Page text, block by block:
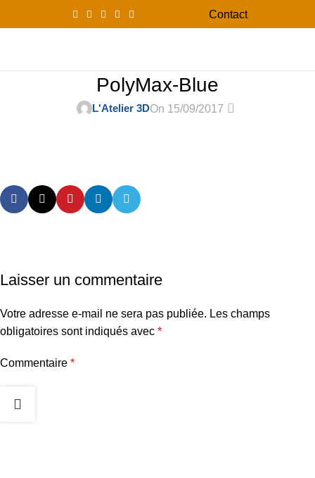
Contact
PolyMax-Blue
L'Atelier 3DOn 15/09/2017 0
Laisser un commentaire
Votre adresse e-mail ne sera pas publiée. Les champs
obligatoires sont indiqués avec *
Commentaire *